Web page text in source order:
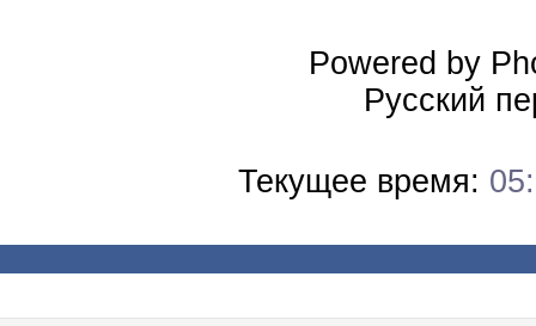
Powered by
Русский
Текущее время: